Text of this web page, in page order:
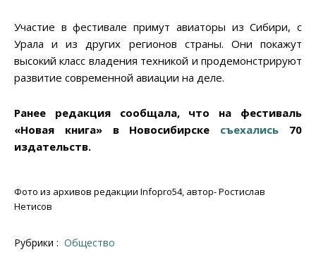
Участие в фестивале примут авиаторы из Сибири, с
Урала и из других регионов страны. Они покажут
высокий класс владения техникой и продемонстрируют
развитие современной авиации на деле.
Ранее редакция сообщала, что на фестиваль
«Новая книга» в Новосибирске съехались 70
издательств.
Фото из архивов редакции Infopro54, автор- Ростислав
Нетисов
Рубрики : Общество